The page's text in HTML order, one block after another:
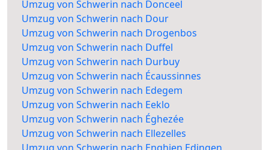
Umzug von Schwerin nach Donceel
Umzug von Schwerin nach Dour
Umzug von Schwerin nach Drogenbos
Umzug von Schwerin nach Duffel
Umzug von Schwerin nach Durbuy
Umzug von Schwerin nach Écaussinnes
Umzug von Schwerin nach Edegem
Umzug von Schwerin nach Eeklo
Umzug von Schwerin nach Éghezée
Umzug von Schwerin nach Ellezelles